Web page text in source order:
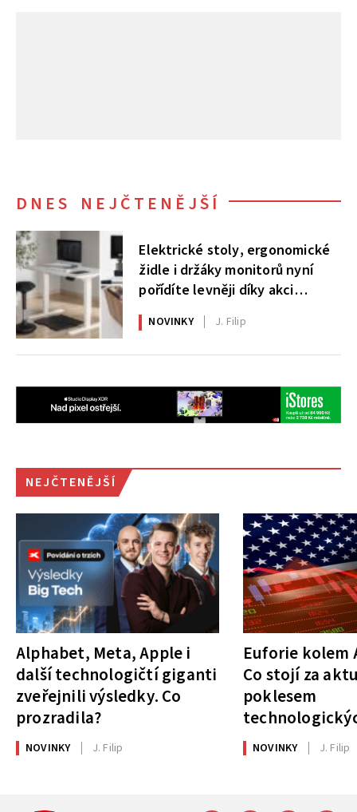
DNES NEJČTENĚJŠÍ
Elektrické stoly, ergonomické
židle i držáky monitorů nyní
pořídíte levněji díky akci
AlzaErgo
NOVINKY J. Filip
NEJČTENĚJŠÍ
Alphabet, Meta, Apple i
další technologičtí giganti
zveřejnili výsledky. Co
prozradila?
NOVINKY J. Filip
Euforie kolem
Co stojí za
poklesem
NOVINKY J. Filip